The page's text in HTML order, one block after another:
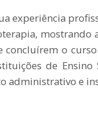
experiência
mostrando
concluírem o
de
administrativo e